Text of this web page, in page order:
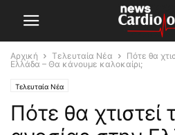
Αρχική Τελευταία Νέα
Πότε θα
Ελλάδα – Θα κάνουμε καλοκαίρι;
Τελευταία Νέα
Πότε θα χτιστεί